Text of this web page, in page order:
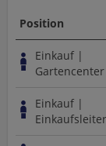
Position
Einkauf |
Gartencenter
Einkauf |
Einkaufsleiter